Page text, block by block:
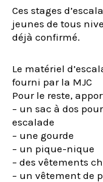
Ces stages
jeunes de tous
déjà confirmé.
Le matériel
fourni par la MJC
Pour le reste,
– un sac à dos
escalade
– une gourde
– un pique-nique
– des vêtements
– un vêtement de